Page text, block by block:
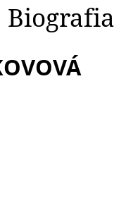
Biografia